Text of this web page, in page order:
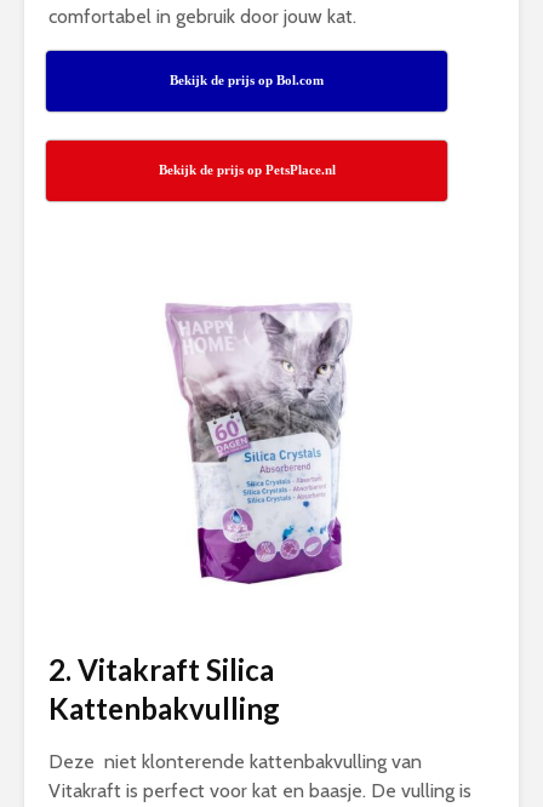
comfortabel in gebruik door jouw kat.
Bekijk de prijs op Bol.com
Bekijk de prijs op PetsPlace.nl
2. Vitakraft Silica
Kattenbakvulling
Deze niet klonterende kattenbakvulling van
Vitakraft is perfect voor kat en baasje. De vulling is